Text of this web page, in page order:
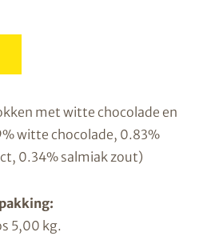
met witte chocolade en
witte chocolade, 0.83%
0.34% salmiak zout)
5,00 kg.